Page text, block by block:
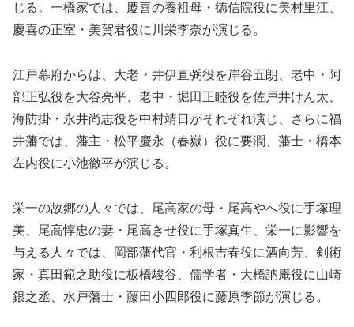
じる。一橋家では、慶喜の養祖母・徳信院役に美村里江、
慶喜の正室・美賀君役に川栄李奈が演じる。
江戸幕府からは、大老・井伊直弼役を岸谷五朗、老中・阿
部正弘役を大谷亮平、老中・堀田正睦役を佐戸井けん太、
海防掛・永井尚志役を中村靖日がそれぞれ演じ、さらに福
井藩では、藩主・松平慶永（春嶽）役に要潤、藩士・橋本
左内役に小池徹平が演じる。
栄一の故郷の人々では、尾高家の母・尾高やへ役に手塚理
美、尾高惇忠の妻・尾高きせ役に手塚真生、栄一に影響を
与える人々では、岡部藩代官・利根吉春役に酒向芳、剣術
家・真田範之助役に板橋駿谷、儒学者・大橋訥庵役に山崎
銀之丞、水戸藩士・藤田小四郎役に藤原季節が演じる。